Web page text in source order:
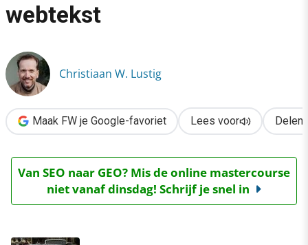
7 praktische tips voor scanbare én vindbare webtekst
webtekst
Christiaan W. Lustig
Maak FW je Google-favoriet Lees voor Delen
Van SEO naar GEO? Mis de online mastercourse
niet vanaf dinsdag! Schrijf je snel in